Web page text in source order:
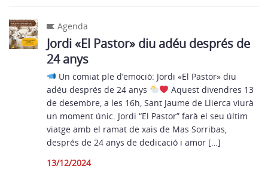
Agenda
Jordi «El Pastor» diu adéu després de
24 anys
Un comiat ple d’emoció: Jordi «El Pastor» diu
adéu després de 24 anys
Aquest divendres 13
de desembre, a les 16h, Sant Jaume de Llierca viurà
un moment únic. Jordi “El Pastor” farà el seu últim
viatge amb el ramat de xais de Mas Sorribas,
després de 24 anys de dedicació i amor […]
13/12/2024